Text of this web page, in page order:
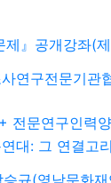
제』공개강좌(
연구전문기
전문연구인력
대: 그 연결고
규(영남문화